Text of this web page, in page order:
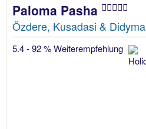
Paloma Pasha
Özdere, Kusadasi &
5.4 - 92 % Weiterempfehlung